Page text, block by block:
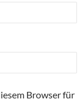
Browser für